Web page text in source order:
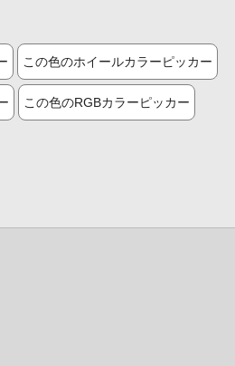
この色のホイールカラーピッカー
この色のRGBカラーピッカー